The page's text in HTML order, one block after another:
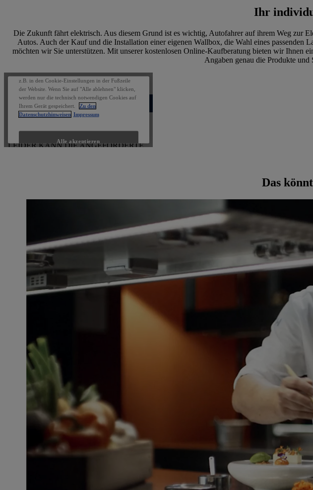
Ihr
Die Zukunft fährt elektrisch. Aus diesem Grund ist es wichtig, Autofahrer auf ihrem Weg zur
Autos. Auch der Kauf und die Installation einer eigenen Wallbox, die Wahl eines
möchten wir Sie unterstützen. Mit unserer kostenlosen Online-Kaufberatung bieten wir Ihnen
Angaben genau die Produkte und
Das